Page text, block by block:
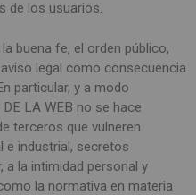
de los usuarios.
buena fe, el orden público,
legal como consecuencia
particular, y a modo
LA WEB no se hace
terceros que vulneren
e industrial, secretos
a la intimidad personal y
la normativa en materia